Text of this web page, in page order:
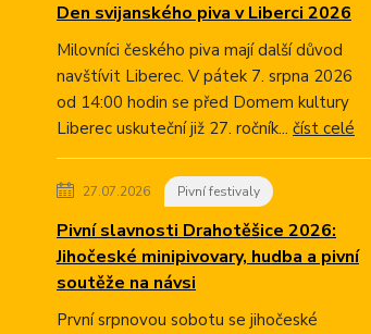
Den svijanského piva v Liberci 2026
Milovníci českého piva mají další důvod
navštívit Liberec. V pátek 7. srpna 2026
od 14:00 hodin se před Domem kultury
Liberec uskuteční již 27. ročník... číst celé
27.07.2026 Pivní festivaly
Pivní slavnosti Drahotěšice 2026:
Jihočeské minipivovary, hudba a pivní
soutěže na návsi
První srpnovou sobotu se jihočeské